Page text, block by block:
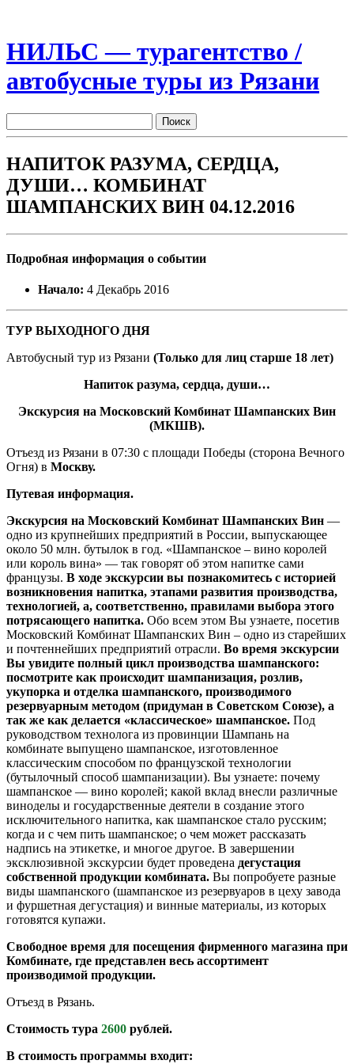
НИЛЬС — турагентство /
автобусные туры из Рязани
НАПИТОК РАЗУМА, СЕРДЦА,
ДУШИ… КОМБИНАТ
ШАМПАНСКИХ ВИН 04.12.2016
Подробная информация о событии
Начало: 4 Декабрь 2016
ТУР ВЫХОДНОГО ДНЯ
Автобусный тур из Рязани (Только для лиц старше 18 лет)
Напиток разума, сердца, души…
Экскурсия на Московский Комбинат Шампанских Вин
(МКШВ).
Отъезд из Рязани в 07:30 с площади Победы (сторона Вечного
Огня) в Москву.
Путевая информация.
Экскурсия на Московский Комбинат Шампанских Вин —
одно из крупнейших предприятий в России, выпускающее
около 50 млн. бутылок в год. «Шампанское – вино королей
или король вина» — так говорят об этом напитке сами
французы. В ходе экскурсии вы познакомитесь с историей
возникновения напитка, этапами развития производства,
технологией, а, соответственно, правилами выбора этого
потрясающего напитка. Обо всем этом Вы узнаете, посетив
Московский Комбинат Шампанских Вин – одно из старейших
и почтеннейших предприятий отрасли. Во время экскурсии
Вы увидите полный цикл производства шампанского:
посмотрите как происходит шампанизация, розлив,
укупорка и отделка шампанского, производимого
резервуарным методом (придуман в Советском Союзе), а
так же как делается «классическое» шампанское. Под
руководством технолога из провинции Шампань на
комбинате выпущено шампанское, изготовленное
классическим способом по французской технологии
(бутылочный способ шампанизации). Вы узнаете: почему
шампанское — вино королей; какой вклад внесли различные
виноделы и государственные деятели в создание этого
исключительного напитка, как шампанское стало русским;
когда и с чем пить шампанское; о чем может рассказать
надпись на этикетке, и многое другое. В завершении
эксклюзивной экскурсии будет проведена дегустация
собственной продукции комбината. Вы попробуете разные
виды шампанского (шампанское из резервуаров в цеху завода
и фуршетная дегустация) и винные материалы, из которых
готовятся купажи.
Свободное время для посещения фирменного магазина при
Комбинате, где представлен весь ассортимент
производимой продукции.
Отъезд в Рязань.
Стоимость тура 2600 рублей.
В стоимость программы входит: